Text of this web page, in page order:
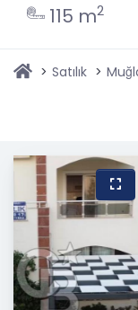
115 m2
Satılık